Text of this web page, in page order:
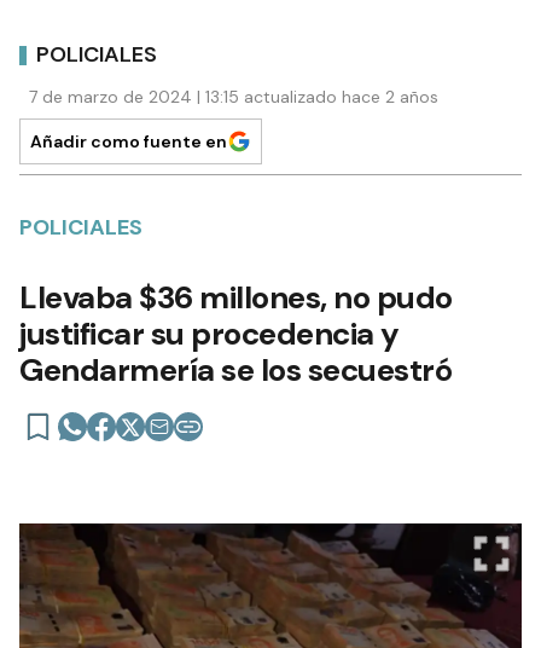
POLICIALES
7 de marzo de 2024 | 13:15 actualizado hace 2 años
Añadir como fuente en
POLICIALES
Llevaba $36 millones, no pudo
justificar su procedencia y
Gendarmería se los secuestró